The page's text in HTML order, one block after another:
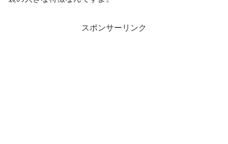
スポンサーリンク